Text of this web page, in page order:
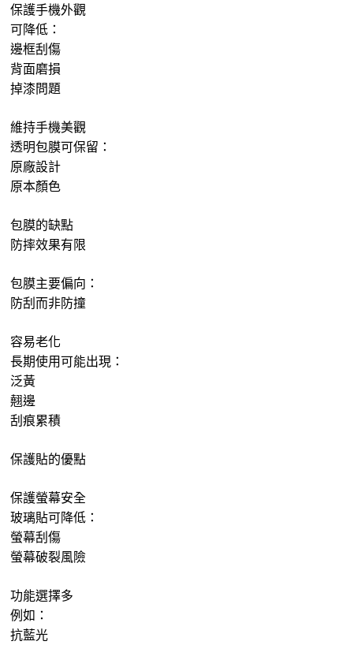
保護手機外觀
可降低：
邊框刮傷
背面磨損
掉漆問題
維持手機美觀
透明包膜可保留：
原廠設計
原本顏色
包膜的缺點
防摔效果有限
包膜主要偏向：
防刮而非防撞
容易老化
長期使用可能出現：
泛黃
翹邊
刮痕累積
保護貼的優點
保護螢幕安全
玻璃貼可降低：
螢幕刮傷
螢幕破裂風險
功能選擇多
例如：
抗藍光